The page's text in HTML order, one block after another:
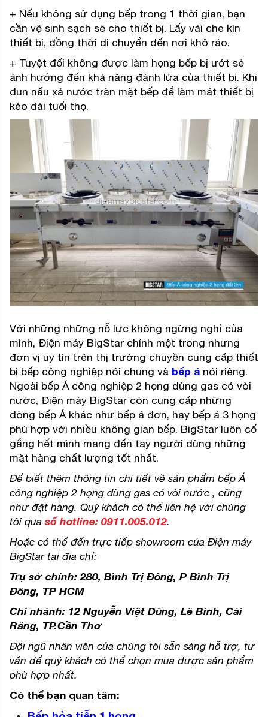
+ Nếu không sử dụng bếp trong 1 thời gian, bạn
cần vệ sinh sạch sẽ cho thiết bị. Lấy vải che kín
thiết bị, đồng thời di chuyển đến nơi khô ráo.
+ Tuyệt đối không được làm họng bếp bị ướt sẻ
ảnh hưởng đến khả năng đánh lửa của thiết bị. Khi
đun nấu xả nước tràn mặt bếp để làm mát thiết bị
kéo dài tuổi thọ.
Với những những nỗ lực không ngừng nghỉ của
mình, Điện máy BigStar chính một trong nhưng
đơn vị uy tín trên thị trường chuyền cung cấp thiết
bị bếp công nghiệp nói chung và bếp á nói riêng.
Ngoài bếp Á công nghiệp 2 họng dùng gas có vòi
nước, Điện máy BigStar còn cung cấp những
dòng bếp Á khác như bếp á đơn, hay bếp á 3 họng
phù hợp với nhiều không gian bếp. BigStar luôn cố
gắng hết mình mang đến tay người dùng những
mặt hàng chất lượng tốt nhất.
Để biết thêm thông tin chi tiết về sản phẩm bếp Á
công nghiệp 2 họng dùng gas có vòi nước , cũng
như đặt hàng. Quý khách có thể liên hệ với chúng
tôi qua số hotline: 0911.005.012.
Hoặc có thể đến trực tiếp showroom của Điện máy
BigStar tại địa chỉ:
Trụ sở chính: 280, Bình Trị Đông, P Bình Trị
Đông, TP HCM
Chi nhánh: 12 Nguyễn Việt Dũng, Lê Bình, Cái
Răng, TP.Cần Thơ
Đội ngũ nhân viên của chúng tôi sẵn sàng hỗ trợ, tư
vấn để quý khách có thể chọn mua được sản phẩm
phù hợp nhất.
Có thể bạn quan tâm: